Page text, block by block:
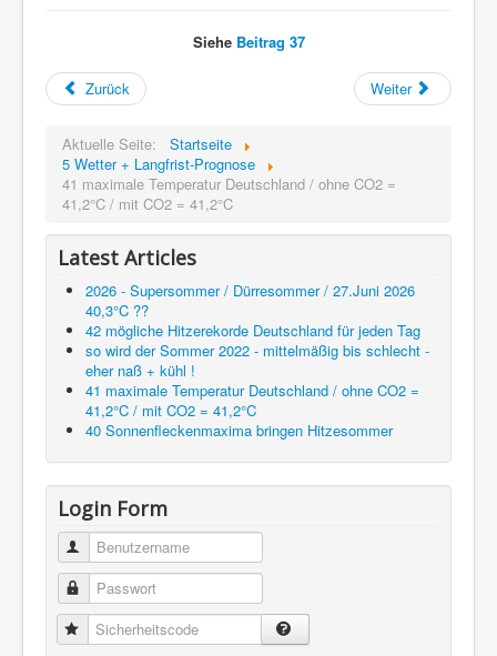
Siehe Beitrag 37
Zurück Weiter
Aktuelle Seite:
Startseite
5 Wetter + Langfrist-Prognose
41 maximale Temperatur Deutschland / ohne CO2 =
41,2°C / mit CO2 = 41,2°C
Latest Articles
2026 - Supersommer / Dürresommer / 27.Juni 2026
40,3°C ??
42 mögliche Hitzerekorde Deutschland für jeden Tag
so wird der Sommer 2022 - mittelmäßig bis schlecht -
eher naß + kühl !
41 maximale Temperatur Deutschland / ohne CO2 =
41,2°C / mit CO2 = 41,2°C
40 Sonnenfleckenmaxima bringen Hitzesommer
Login Form
Benutzername
Passwort
Sicherheitscode